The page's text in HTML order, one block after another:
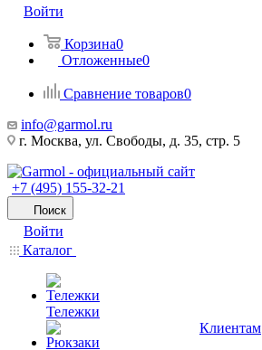
Войти
Корзина0
Отложенные0
Сравнение товаров0
info@garmol.ru
г. Москва, ул. Свободы, д. 35, стр. 5
+7 (495) 155-32-21
Поиск
Войти
Каталог
Тележки
Клиентам